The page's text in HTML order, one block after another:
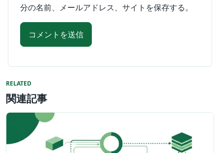
分の名前、メールアドレス、サイトを保存する。
RELATED
関連記事